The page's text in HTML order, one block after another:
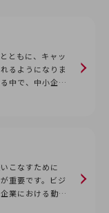
ともに、キャッ
るようになりま
中で、中小企業
こなすために
重要です。ビジ
業における動向